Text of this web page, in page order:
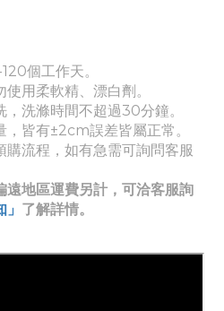
個工作天。
用柔軟精、漂白劑。
洗滌時間不超過30分鐘。
皆有±2cm誤差皆屬正常。
購流程，如有急需可詢問客服
遠地區運費另計，可洽客服詢
了解詳情。